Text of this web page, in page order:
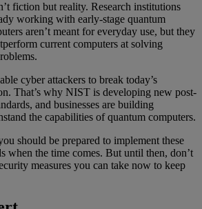
fiction but reality. Research institutions
working with early-stage quantum
aren’t meant for everyday use, but they
current computers at solving
cyber attackers to break today’s
That’s why NIST is developing new post-
and businesses are building
the capabilities of quantum computers.
should be prepared to implement these
when the time comes. But until then, don’t
measures you can take now to keep